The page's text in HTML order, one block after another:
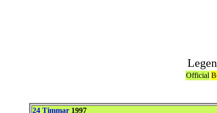
Official
24 Timmar 1997